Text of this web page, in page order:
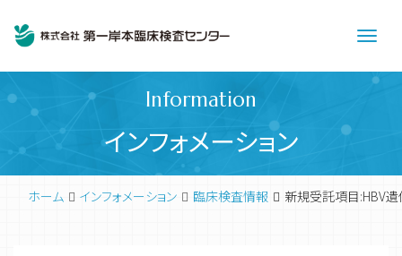
Information
インフォメーション
ホーム インフォメーション 臨床検査情報 新規受託項目:HBV